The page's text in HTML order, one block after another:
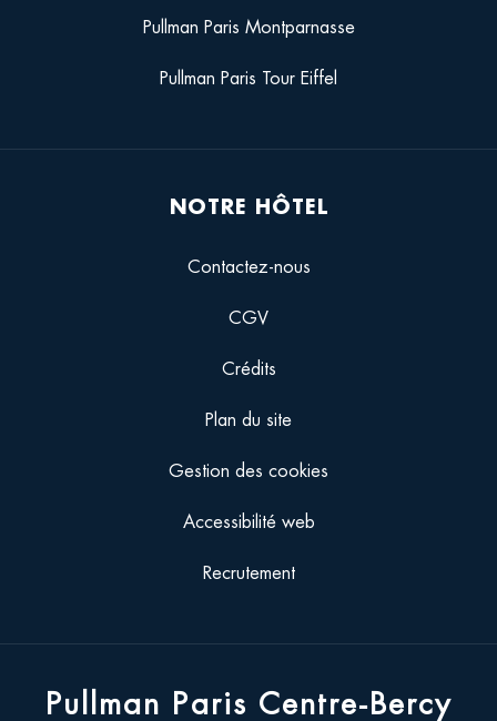
Pullman Paris Montparnasse
Pullman Paris Tour Eiffel
NOTRE HÔTEL
Contactez-nous
CGV
Crédits
Plan du site
Gestion des cookies
Accessibilité web
Recrutement
Pullman Paris Centre-Bercy